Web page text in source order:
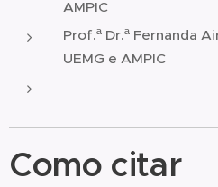
AMPIC
Prof.ª Dr.ª Fernanda
UEMG e AMPIC
Como citar